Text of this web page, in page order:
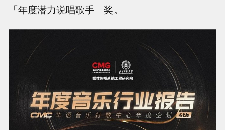
「年度潜力说唱歌手」奖。